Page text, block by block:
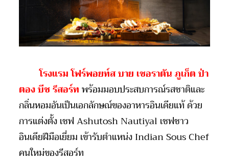
โรงแรม โฟร์พอยท์ส บาย เชอราตัน ภูเก็ต ป่า
ตอง บีช รีสอร์ทพร้อมมอบประสบการณ์รสชาติและ
กลิ่นหอมอันเป็นเอกลักษณ์ของอาหารอินเดียแท้ ด้วย
การแต่งตั้ง เชฟ Ashutosh Nautiyal เชฟชาว
อินเดียฝีมือเยี่ยม เข้ารับตำแหน่ง Indian Sous Chef
คนใหม่ของรีสอร์ท